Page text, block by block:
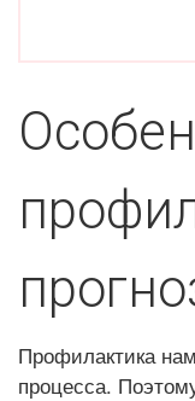
Профилактика
процесса.